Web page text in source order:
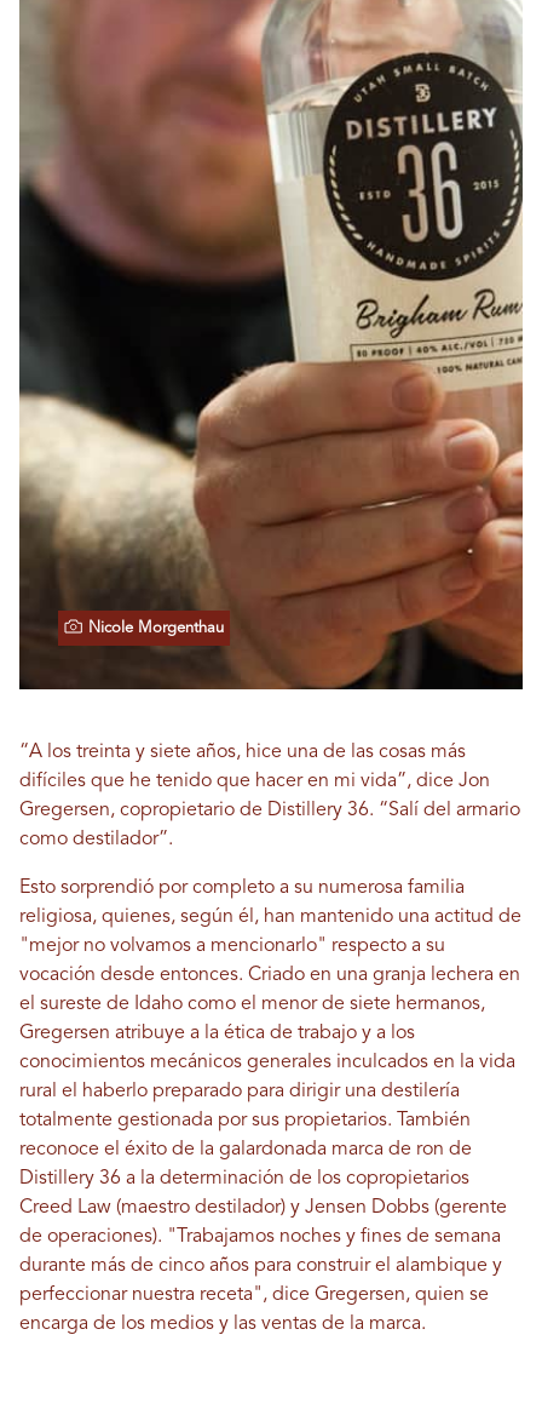
Nicole Morgenthau
“A los treinta y siete años, hice una de las cosas más
difíciles que he tenido que hacer en mi vida”, dice Jon
Gregersen, copropietario de Distillery 36. “Salí del armario
como destilador”.
Esto sorprendió por completo a su numerosa familia
religiosa, quienes, según él, han mantenido una actitud de
"mejor no volvamos a mencionarlo" respecto a su
vocación desde entonces. Criado en una granja lechera en
el sureste de Idaho como el menor de siete hermanos,
Gregersen atribuye a la ética de trabajo y a los
conocimientos mecánicos generales inculcados en la vida
rural el haberlo preparado para dirigir una destilería
totalmente gestionada por sus propietarios. También
reconoce el éxito de la galardonada marca de ron de
Distillery 36 a la determinación de los copropietarios
Creed Law (maestro destilador) y Jensen Dobbs (gerente
de operaciones). "Trabajamos noches y fines de semana
durante más de cinco años para construir el alambique y
perfeccionar nuestra receta", dice Gregersen, quien se
encarga de los medios y las ventas de la marca.